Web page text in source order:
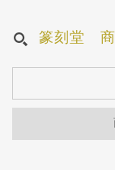
篆刻堂 商